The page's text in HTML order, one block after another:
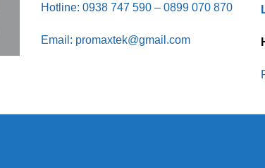
Hotline: 0938 747 590 – 0899 070 870
Email: promaxtek@gmail.com